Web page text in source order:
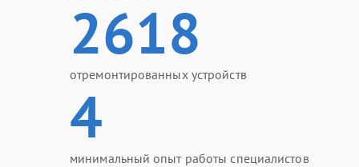
2618
отремонтированных устройств
4
минимальный опыт работы специалистов